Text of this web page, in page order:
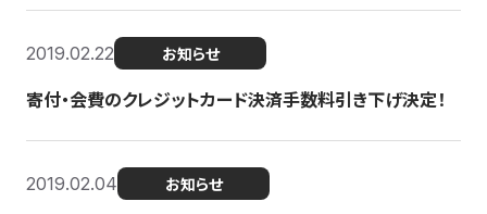
2019.02.22 お知らせ
寄付・会費のクレジットカード決済手数料引き下げ決定！
2019.02.04 お知らせ